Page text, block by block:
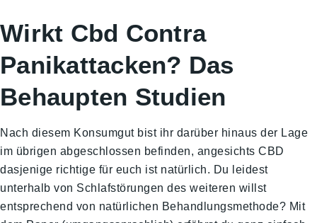
Wirkt Cbd Contra
Panikattacken? Das
Behaupten Studien
Nach diesem Konsumgut bist ihr darüber hinaus der Lage
im übrigen abgeschlossen befinden, angesichts CBD
dasjenige richtige für euch ist natürlich. Du leidest
unterhalb von Schlafstörungen des weiteren willst
entsprechend von natürlichen Behandlungsmethode? Mit